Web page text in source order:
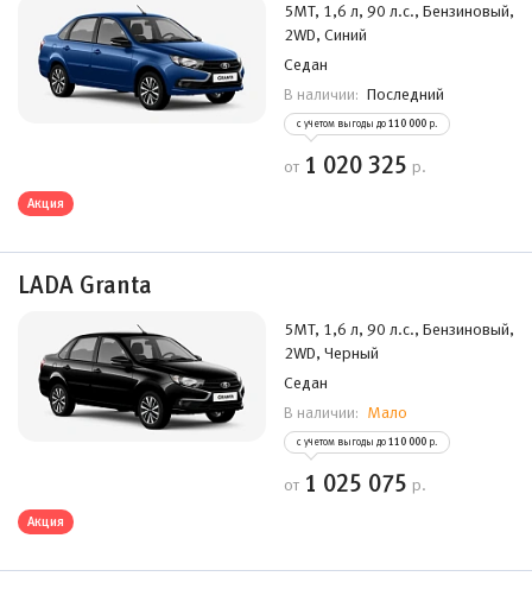
5MT, 1,6 л, 90 л.с., Бензиновый,
2WD, Синий
Седан
В наличии: Последний
с учетом выгоды до 110 000 р.
от 1 020 325 р.
Акция
LADA Granta
5MT, 1,6 л, 90 л.с., Бензиновый,
2WD, Черный
Седан
В наличии: Мало
с учетом выгоды до 110 000 р.
от 1 025 075 р.
Акция